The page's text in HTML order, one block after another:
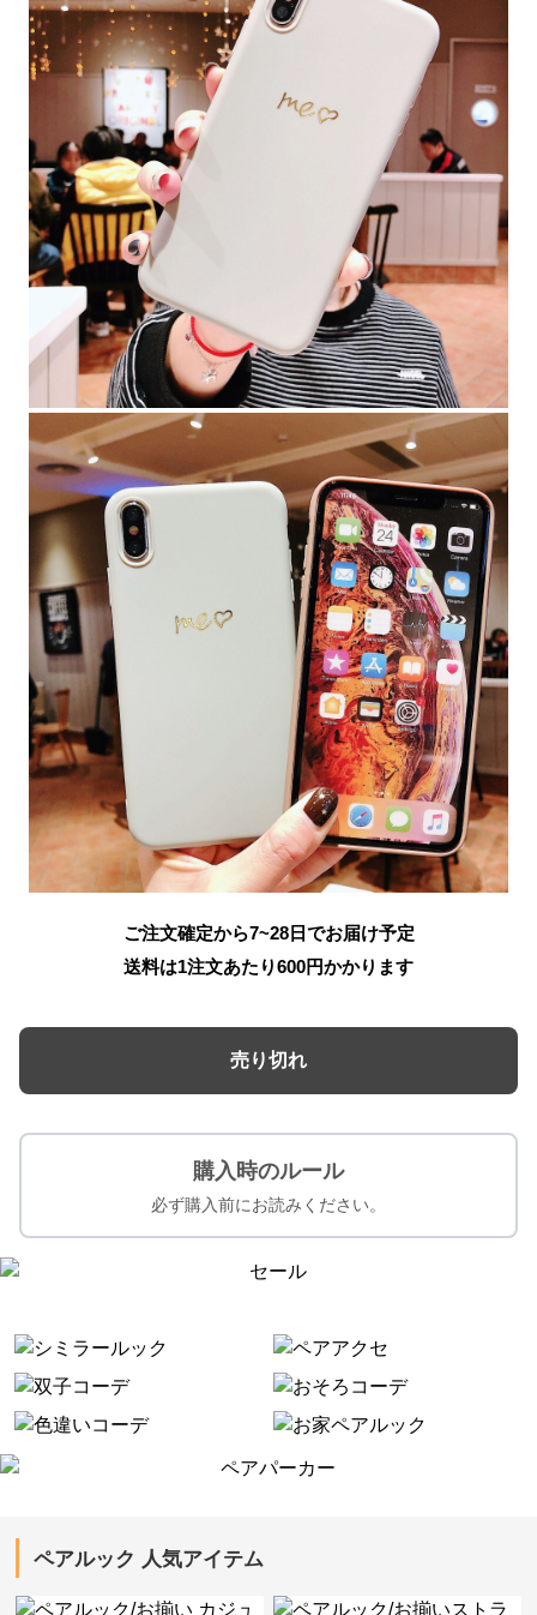
ご注文確定から7~28日でお届け予定
送料は1注文あたり600円かかります
売り切れ
購入時のルール
必ず購入前にお読みください。
ペアルック 人気アイテム